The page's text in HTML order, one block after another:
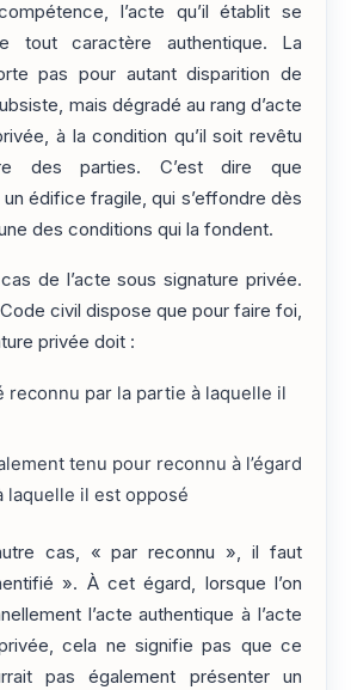
l’acte qu’il établit se
tout caractère authentique. La
pas pour autant disparition de
mais dégradé au rang d’acte
à la condition qu’il soit revêtu
des parties. C’est dire que
un édifice fragile, qui s’effondre dès
des conditions qui la fondent.
de l’acte sous signature privée.
civil dispose que pour faire foi,
privée doit :
reconnu par la partie à laquelle il
tenu pour reconnu à l’égard
laquelle il est opposé
cas, « par reconnu », il faut
». À cet égard, lorsque l’on
l’acte authentique à l’acte
cela ne signifie pas que ce
pas également présenter un